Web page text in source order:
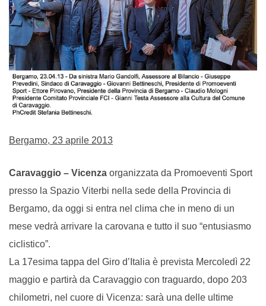
Bergamo, 23 aprile 2013
Caravaggio – Vicenza organizzata da Promoeventi Sport
presso la Spazio Viterbi nella sede della Provincia di
Bergamo, da oggi si entra nel clima che in meno di un
mese vedrà arrivare la carovana e tutto il suo “entusiasmo
ciclistico”.
La 17esima tappa del Giro d’Italia è prevista Mercoledì 22
maggio e partirà da Caravaggio con traguardo, dopo 203
chilometri, nel cuore di Vicenza: sarà una delle ultime